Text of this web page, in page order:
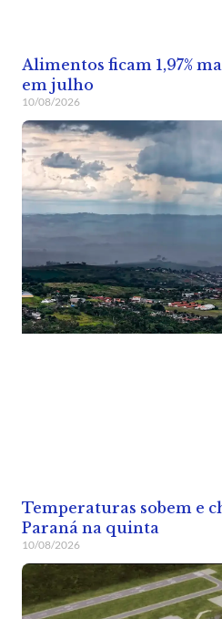
Alimentos ficam 1,97%
em julho
10/08/2026
Temperaturas sobem e
Paraná na quinta
10/08/2026